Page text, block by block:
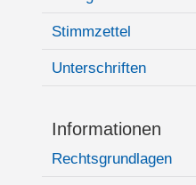
Stimmzettel
Unterschriften
Informationen
Rechtsgrundlagen